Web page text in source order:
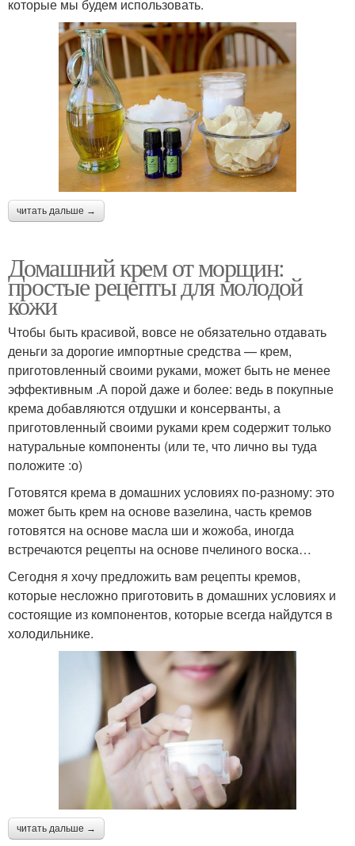
которые мы будем использовать.
читать дальше →
Домашний крем от морщин:
простые рецепты для молодой
кожи
Чтобы быть красивой, вовсе не обязательно отдавать
деньги за дорогие импортные средства — крем,
приготовленный своими руками, может быть не менее
эффективным .А порой даже и более: ведь в покупные
крема добавляются отдушки и консерванты, а
приготовленный своими руками крем содержит только
натуральные компоненты (или те, что лично вы туда
положите :о)
Готовятся крема в домашних условиях по-разному: это
может быть крем на основе вазелина, часть кремов
готовятся на основе масла ши и жожоба, иногда
встречаются рецепты на основе пчелиного воска…
Сегодня я хочу предложить вам рецепты кремов,
которые несложно приготовить в домашних условиях и
состоящие из компонентов, которые всегда найдутся в
холодильнике.
читать дальше →